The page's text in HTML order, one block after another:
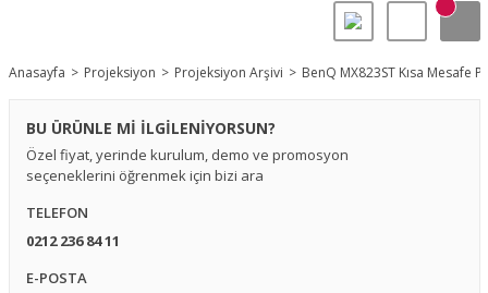
Anasayfa Projeksiyon Projeksiyon Arşivi BenQ MX823ST Kısa Mesafe
BU ÜRÜNLE Mİ İLGİLENİYORSUN?
Özel fiyat, yerinde kurulum, demo ve promosyon
seçeneklerini öğrenmek için bizi ara
TELEFON
0212 236 84 11
E-POSTA